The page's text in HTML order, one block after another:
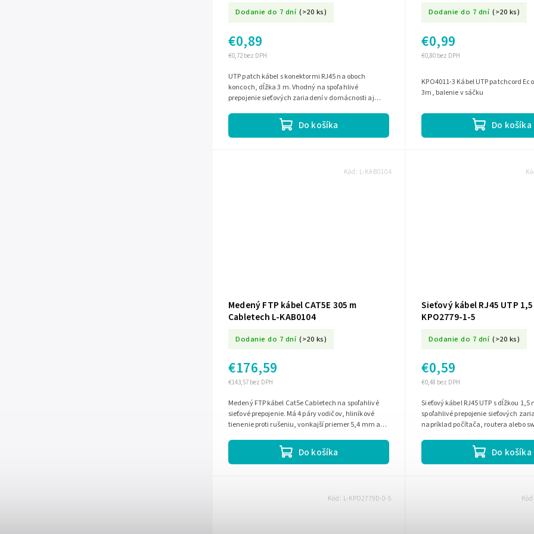
Dodanie do 7 dní (>20 ks)
€0,72 bez DPH
€0,89
Do košíka
UTP patch kábel s konektormi RJ45 na oboch
koncoch, dĺžka 3 m. Vhodný na spoľahlivé
prepojenie sieťových zariadení v domácnosti aj
Dodanie do 7 dní (>20 ks)
€0,80 bez DPH
€0,99
Do košíka
KPO4011-3 Kábel UTP patchcord Eco-Line, dĺžka
3m, balenie v sáčku
Medený FTP kábel CAT5E 305 m
Cabletech L-KAB0104
Dodanie do 7 dní (>20 ks)
€143,57 bez DPH
€176,59
Do košíka
Medený FTP kábel Cat5e Cabletech na spoľahlivé
sieťové prepojenie. Má 4 páry vodičov, hliníkové
tienenie proti rušeniu, vonkajší priemer 5,4 mm a
Kód: L-KAB0104
Sieťový kábel RJ45 UTP
KPO2779-1-5
Dodanie do 7 dní (>20 ks)
€0,48 bez DPH
€0,59
Do košíka
Sieťový kábel RJ45 UTP s dĺžkou
spoľahlivé prepojenie sieťových
napríklad počítača, routera alebo
Kód: L-KPO2779D-0-5